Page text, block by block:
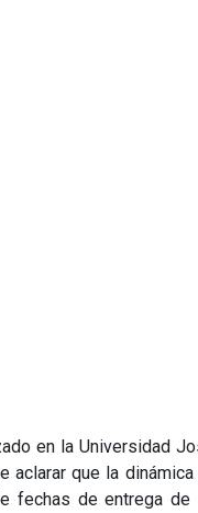
en la Universidad
que la
fechas de entrega